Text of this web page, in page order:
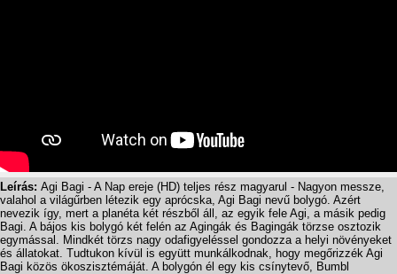
Leírás: Agi Bagi - A Nap ereje (HD) teljes rész magyarul - Nagyon messze,
valahol a világűrben létezik egy aprócska, Agi Bagi nevű bolygó. Azért
nevezik így, mert a planéta két részből áll, az egyik fele Agi, a másik pedig
Bagi. A bájos kis bolygó két felén az Agingák és Bagingák törzse osztozik
egymással. Mindkét törzs nagy odafigyeléssel gondozza a helyi növényeket
és állatokat. Tudtukon kívül is együtt munkálkodnak, hogy megőrizzék Agi
Bagi közös ökoszisztémáját. A bolygón él egy kis csínytevő, Bumbl